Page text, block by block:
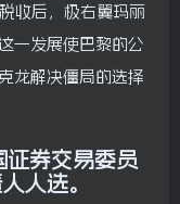
收后，极右翼玛丽
一发展使巴黎的公
龙解决僵局的选择
券交易委员
人选。